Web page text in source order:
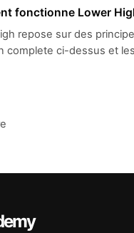
fonctionne Lower
repose sur des
complete ci-dessus et